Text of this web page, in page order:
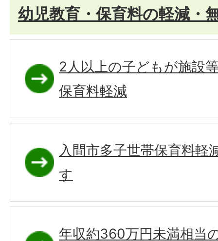
幼児教育・保育料の軽減・
2人以上の子どもが施設
保育料軽減
入間市多子世帯保育料軽
す
年収約360万円未満相当